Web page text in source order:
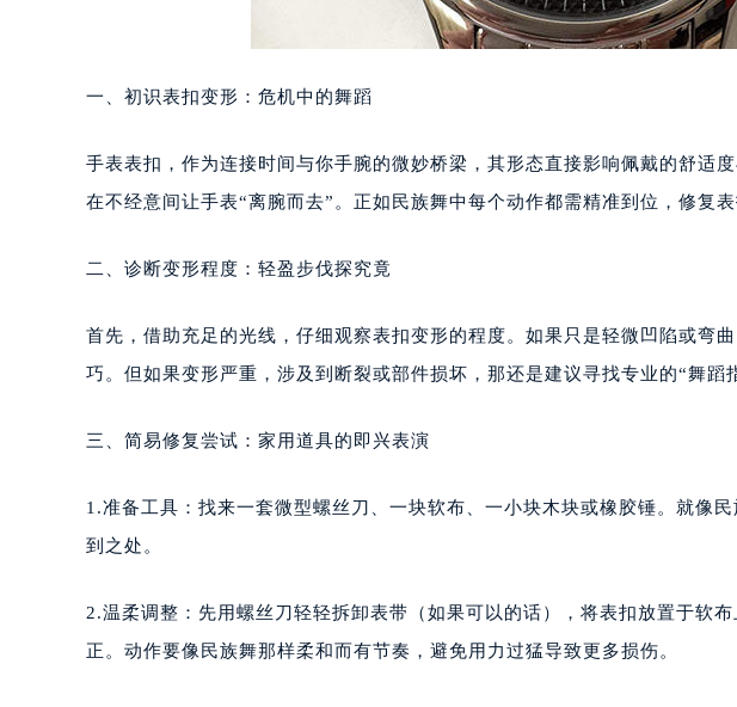
一、初识表扣变形：危机中的舞蹈
手表表扣，作为连接时间与你手腕的微妙桥梁，其形态直接影响佩戴的舒适
在不经意间让手表“离腕而去”。正如民族舞中每个动作都需精准到位，修复表
二、诊断变形程度：轻盈步伐探究竟
首先，借助充足的光线，仔细观察表扣变形的程度。如果只是轻微凹陷或弯
巧。但如果变形严重，涉及到断裂或部件损坏，那还是建议寻找专业的“舞
三、简易修复尝试：家用道具的即兴表演
1.准备工具：找来一套微型螺丝刀、一块软布、一小块木块或橡胶锤。就像
到之处。
2.温柔调整：先用螺丝刀轻轻拆卸表带（如果可以的话），将表扣放置于软
正。动作要像民族舞那样柔和而有节奏，避免用力过猛导致更多损伤。